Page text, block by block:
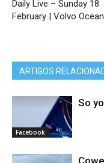
Daily Live – Sunday 18
February | Volvo
ARTIGOS
Facebook
So